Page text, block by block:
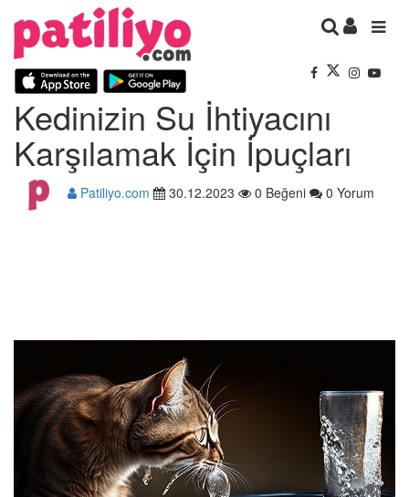
Kedinizin Su İhtiyacını
Karşılamak İçin İpuçları
Patiliyo.com 30.12.2023 0 Beğeni 0 Yorum